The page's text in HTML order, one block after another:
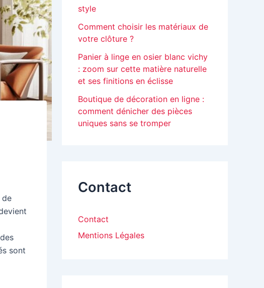
de
sont
style
Comment choisir les matériaux de
votre clôture ?
Panier à linge en osier blanc vichy
: zoom sur cette matière naturelle
et ses finitions en éclisse
Boutique de décoration en ligne :
comment dénicher des pièces
uniques sans se tromper
Contact
Contact
Mentions Légales